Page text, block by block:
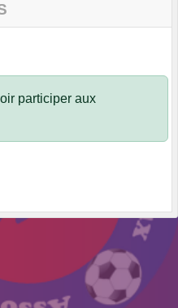
participer aux